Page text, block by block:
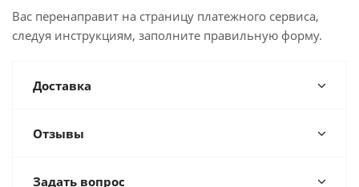
Вас перенаправит на страницу платежного сервиса,
следуя инструкциям, заполните правильную форму.
Доставка
Отзывы
Задать вопрос